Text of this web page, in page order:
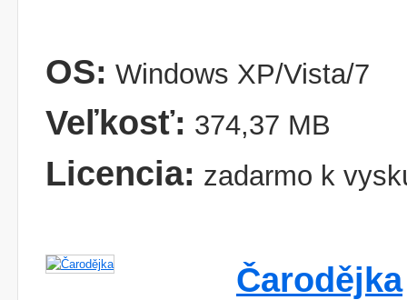
OS: Windows XP/Vista/7
Veľkosť: 374,37 MB
Licencia: zadarmo k
Čarodějka